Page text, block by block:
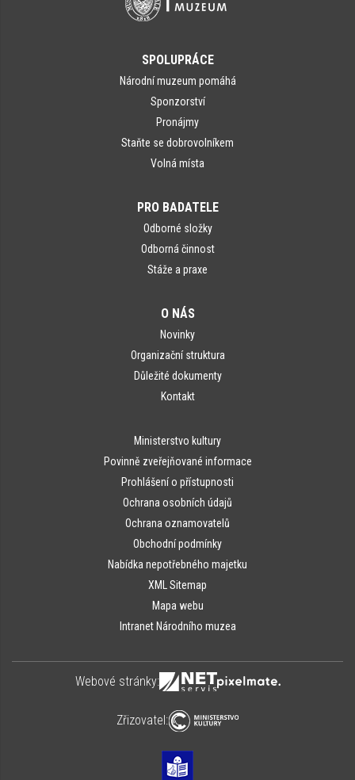
SPOLUPRÁCE
Národní muzeum pomáhá
Sponzorství
Pronájmy
Staňte se dobrovolníkem
Volná místa
PRO BADATELE
Odborné složky
Odborná činnost
Stáže a praxe
O NÁS
Novinky
Organizační struktura
Důležité dokumenty
Kontakt
Ministerstvo kultury
Povinně zveřejňované informace
Prohlášení o přístupnosti
Ochrana osobních údajů
Ochrana oznamovatelů
Obchodní podmínky
Nabídka nepotřebného majetku
XML Sitemap
Mapa webu
Intranet Národního muzea
Webové stránky:
Zřizovatel: